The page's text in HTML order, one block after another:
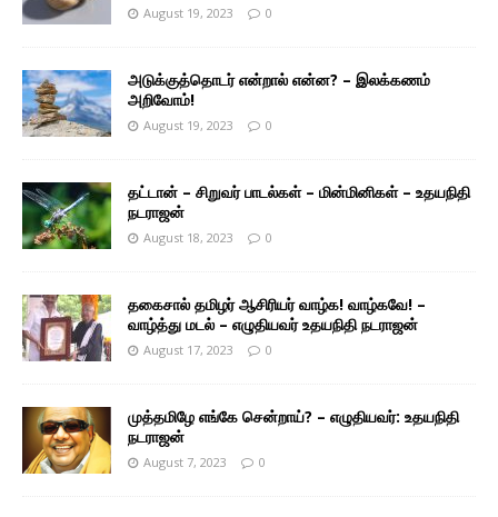
August 19, 2023 0
அடுக்குத்தொடர் என்றால் என்ன? – இலக்கணம்
அறிவோம்!
August 19, 2023 0
தட்டான் – சிறுவர் பாடல்கள் – மின்மினிகள் – உதயநிதி
நடராஜன்
August 18, 2023 0
தகைசால் தமிழர் ஆசிரியர் வாழ்க! வாழ்கவே! –
வாழ்த்து மடல் – எழுதியவர் உதயநிதி நடராஜன்
August 17, 2023 0
முத்தமிழே எங்கே சென்றாய்? – எழுதியவர்: உதயநிதி
நடராஜன்
August 7, 2023 0